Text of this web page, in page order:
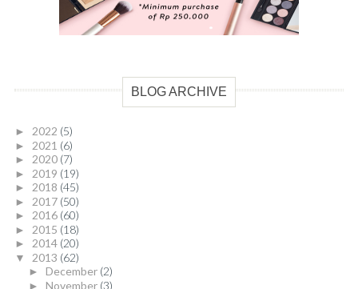
BLOG ARCHIVE
► 2022 (5)
► 2021 (6)
► 2020 (7)
► 2019 (19)
► 2018 (45)
► 2017 (50)
► 2016 (60)
► 2015 (18)
► 2014 (20)
▼ 2013 (62)
► December (2)
► November (3)